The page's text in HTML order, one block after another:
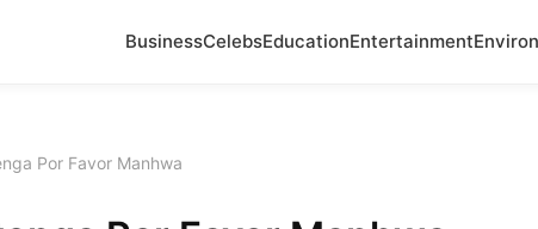
BusinessCelebsEducationEntertainment
Por Favor Manhwa